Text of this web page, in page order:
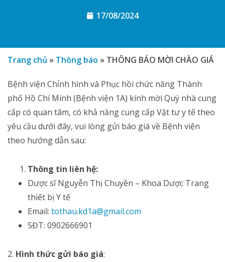
17/08/2024
Trang chủ » Thông báo » THÔNG BÁO MỜI CHÀO GIÁ
Bệnh viện Chỉnh hình và Phục hồi chức năng Thành
phố Hồ Chí Minh (Bệnh viện 1A) kính mời Quý nhà cung
cấp có quan tâm, có khả năng cung cấp Vật tư y tế theo
yêu cầu dưới đây, vui lòng gửi báo giá về Bệnh viện
theo hướng dẫn sau:
Thông tin liên hệ:
Dược sĩ Nguyễn Thị Chuyền – Khoa Dược Trang
thiết bị Y tế
Email: tothau.kd1a@gmail.com
SĐT: 0902666901
2. Hình thức gửi báo giá: